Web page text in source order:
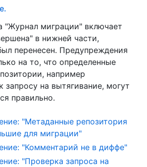
"Журнал миграции" включает
в нижней части,
перенесен. Предупреждения
на то, что определенные
например
запросу на вытягивание, могут
правильно.
"Метаданные репозитория
для миграции"
"Комментарий не в диффе"
"Проверка запроса на